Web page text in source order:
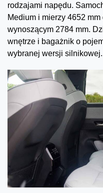
rodzajami napędu.
Medium i mierzy 4652
wynoszącym 2784 mm.
wnętrze i bagażnik o
wybranej wersji silnikowej.